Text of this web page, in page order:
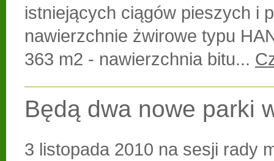
istniejących ciągów pieszych i
nawierzchnie żwirowe typu
363 m2 - nawierzchnia bitu...
Będą dwa nowe parki
3 listopada 2010 na sesji rady